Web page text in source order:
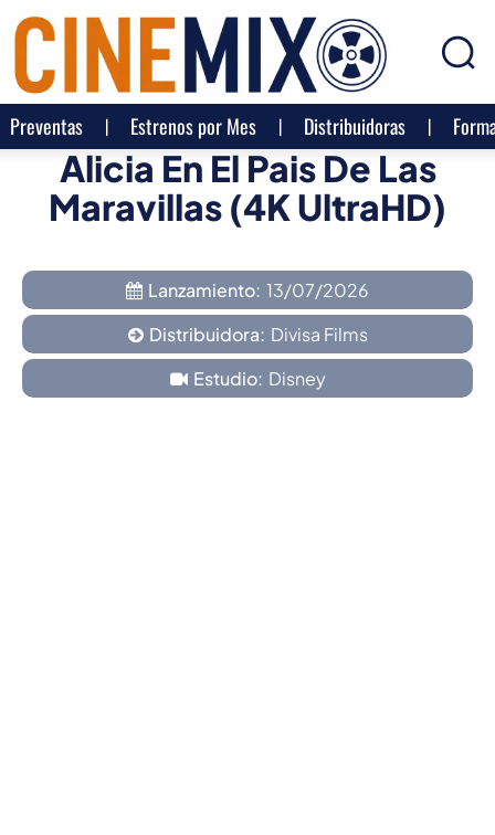
Preventas Estrenos por Mes Distribuidoras
Alicia En El Pais De Las
Maravillas (4K UltraHD)
Lanzamiento: 13/07/2026
Distribuidora: Divisa Films
Estudio: Disney